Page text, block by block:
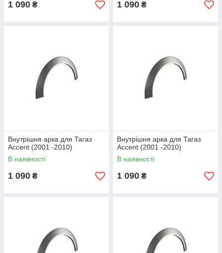
1 090 ₴ 1 090 ₴
Внутрішня арка для Тагаз
Аccent (2001 -2010)
В наявності
1 090 ₴
Внутрішня арка для Тагаз
Аccent (2001 -2010)
В наявності
1 090 ₴